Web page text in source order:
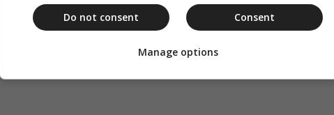
Consent
Do not consent
Manage options